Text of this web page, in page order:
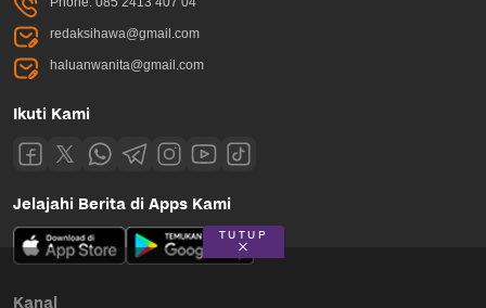
redaksihawa@gmail.com
haluanwanita@gmail.com
Ikuti Kami
Jelajahi Berita di Apps Kami
Kanal
TUTUP